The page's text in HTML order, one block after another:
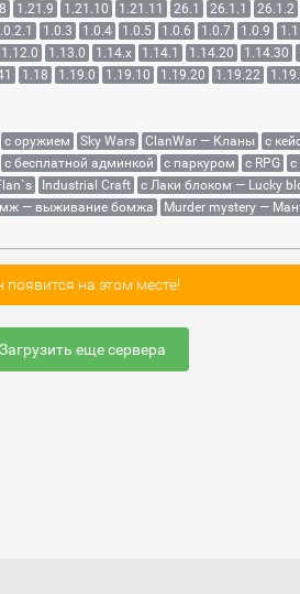
1.21.9 1.21.10 1.21.11 26.1 26.1.1 26.1.2
1.0.3 1.0.4 1.0.5 1.0.6 1.0.7 1.0.9 1.1
1.12.0 1.13.0 1.14.x 1.14.1 1.14.20 1.14.30
1.18 1.19.0 1.19.10 1.19.20 1.19.22
с оружием Sky Wars ClanWar — Кланы с
с бесплатной админкой с паркуром с RPG с
Industrial Craft с Лаки блоком — Lucky
— выживание бомжа Murder mystery —
на этом месте!
Загрузить еще сервера